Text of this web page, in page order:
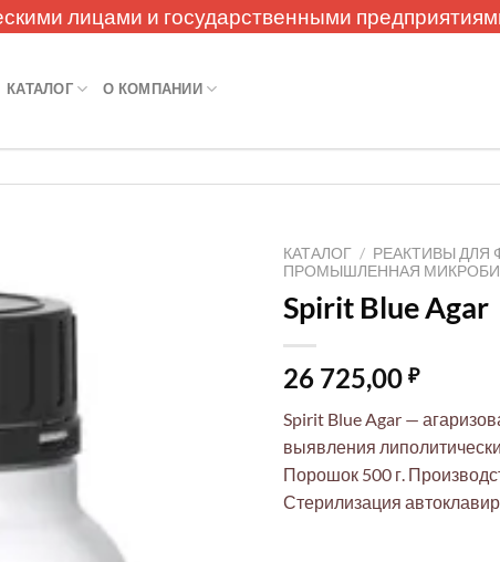
лицами и государственными
КАТАЛОГ О КОМПАНИИ
КАТАЛОГ / РЕАКТИВЫ ДЛЯ
ПРОМЫШЛЕННАЯ
Spirit Blue Agar
26 725,00 ₽
Spirit Blue Agar —
выявления
Порошок 500 г.
Стерилизация